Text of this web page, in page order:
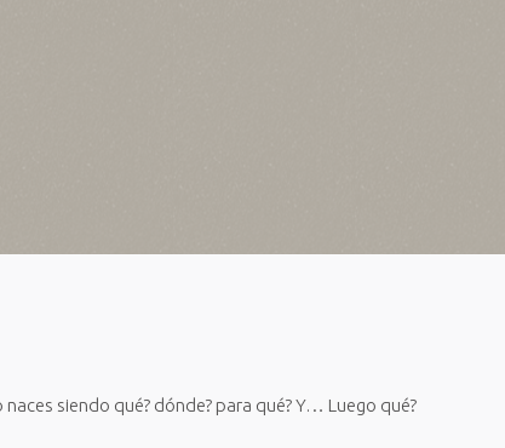
siendo qué? dónde? para qué? Y… Luego qué?